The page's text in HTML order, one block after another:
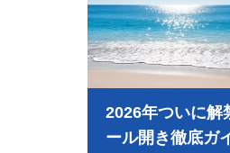
2026年ついに解
ール開き徹底ガ